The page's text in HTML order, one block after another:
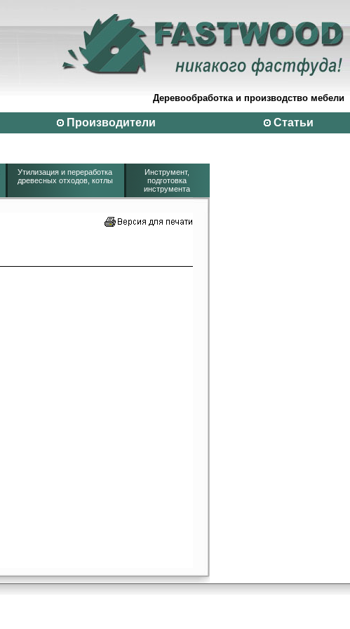
Деревообработка и производство мебели
Производители Статьи
Утилизация и переработка
древесных отходов, котлы
Инструмент,
подготовка
инструмента